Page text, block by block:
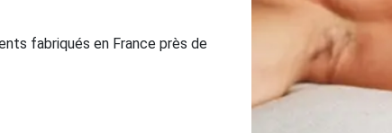
fabriqués en France près de